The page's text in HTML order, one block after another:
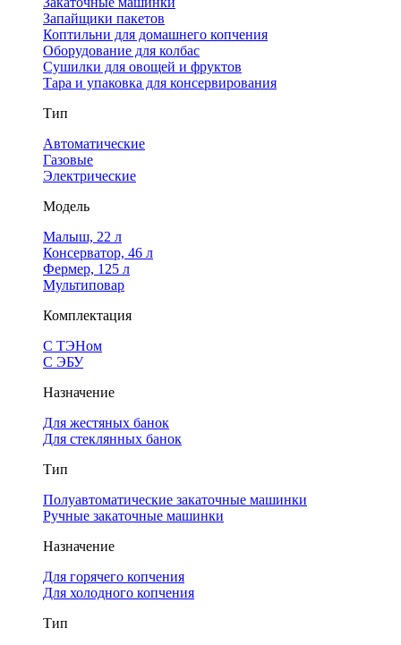
Запайщики пакетов
Коптильни для домашнего копчения
Оборудование для колбас
Сушилки для овощей и фруктов
Тара и упаковка для консервирования
Тип
Автоматические
Газовые
Электрические
Модель
Малыш, 22 л
Консерватор, 46 л
Фермер, 125 л
Мультиповар
Комплектация
С ТЭНом
С ЭБУ
Назначение
Для жестяных банок
Для стеклянных банок
Тип
Полуавтоматические закаточные машинки
Ручные закаточные машинки
Назначение
Для горячего копчения
Для холодного копчения
Тип